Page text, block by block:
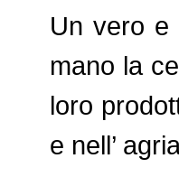
Un vero e
mano la
loro
e nell’